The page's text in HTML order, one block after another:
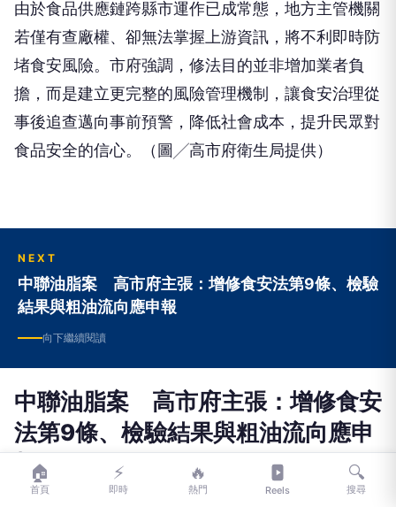
由於食品供應鏈跨縣市運作已成常態，地方主管機關
若僅有查廠權、卻無法掌握上游資訊，將不利即時防
堵食安風險。市府強調，修法目的並非增加業者負
擔，而是建立更完整的風險管理機制，讓食安治理從
事後追查邁向事前預警，降低社會成本，提升民眾對
食品安全的信心。（圖╱高市府衛生局提供）
NEXT
中聯油脂案 高市府主張：增修食安法第9條、檢驗
結果與粗油流向應申報
向下繼續閱讀
中聯油脂案 高市府主張：增修食安
法第9條、檢驗結果與粗油流向應申
報🏠
首頁
⚡
即時
🔥
熱門 Reels
🔍
搜尋